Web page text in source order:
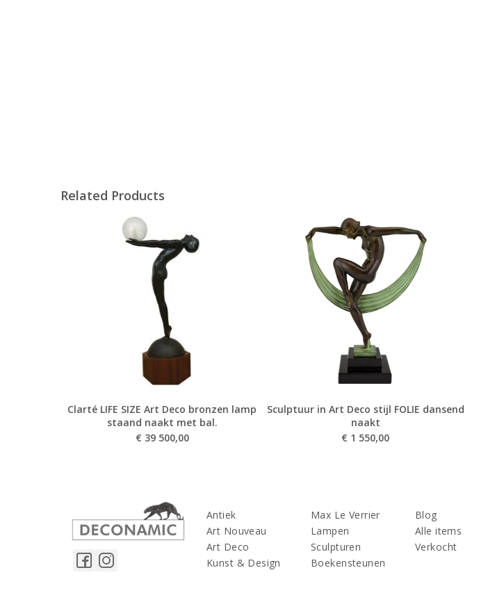
Related Products
Clarté LIFE SIZE Art Deco bronzen lamp
staand naakt met bal.
€ 39 500,00
Sculptuur in Art Deco stijl FOLIE dansend
naakt
€ 1 550,00
Antiek
Art Nouveau
Art Deco
Kunst & Design
Max Le Verrier
Lampen
Sculpturen
Boekensteunen
Blog
Alle items
Verkocht